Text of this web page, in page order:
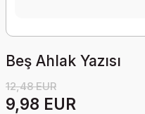
Beş Ahlak Yazısı
12,48 EUR
9,98 EUR